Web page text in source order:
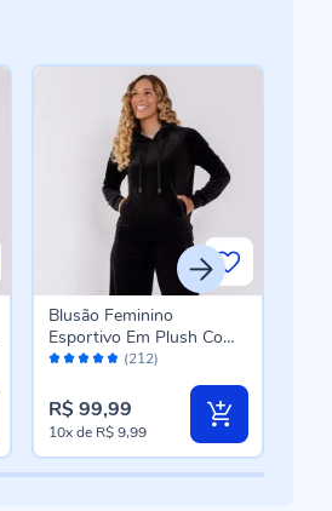
Avaliação: (212)
Blusão Feminino
Esportivo Em Plush Com
Capuz Scream Preto
R$ 99,99
10xde R$ 9,99